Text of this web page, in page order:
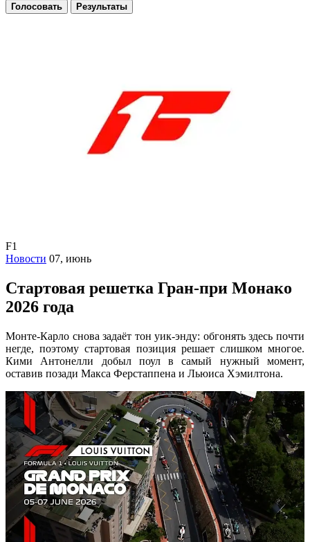
Голосовать Результаты
F1
Новости 07, июнь
Стартовая решетка Гран-при Монако
2026 года
Монте-Карло снова задаёт тон уик-энду: обгонять здесь почти
негде, поэтому стартовая позиция решает слишком многое.
Кими Антонелли добыл поул в самый нужный момент,
оставив позади Макса Ферстаппена и Льюиса Хэмилтона.